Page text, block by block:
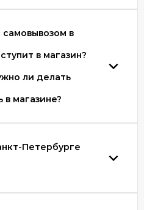
самовывозом в
в магазин?
ли делать
в магазине?
Петербурге